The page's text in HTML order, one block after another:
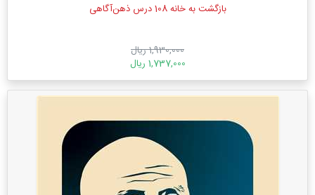
بازگشت به خانه 108 درس ذهن‌آگاهی
1,930,000 ریال
1,737,000 ریال